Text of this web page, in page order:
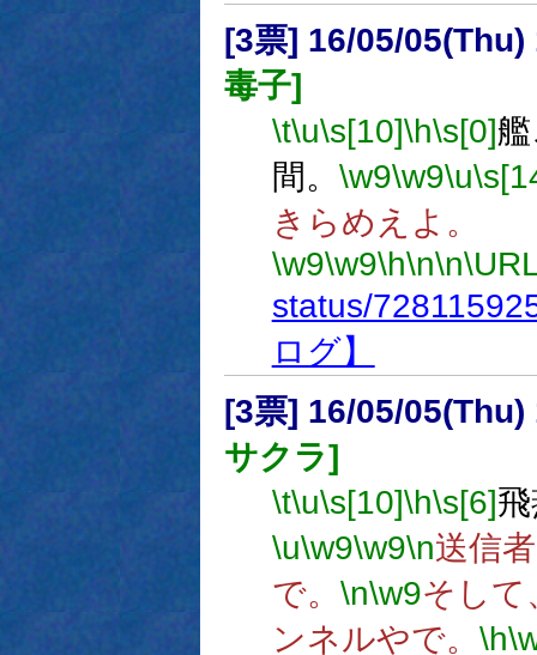
[3票] 16/05/
毒子]
\t\u\s[10]\h\s[0]
間。 \w9\w9\u
きらめえよ。
\w9\w9\h\n\n
status/
ログ】
[3票] 16/05/
サクラ]
\t\u\s[10]\h\s[6]
\u\w9\w9\n送信
で。 \n\w9そして
ンネルやで。 \h